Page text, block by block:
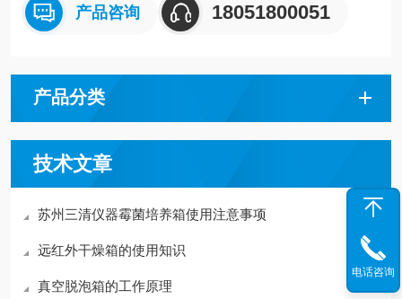
产品咨询 18051800051
产品分类
技术文章
苏州三清仪器霉菌培养箱使用注意事项
远红外干燥箱的使用知识
真空脱泡箱的工作原理
电话咨询